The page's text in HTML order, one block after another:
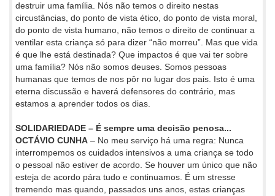
destruir uma família. Nós não temos o direito nestas
circustâncias, do ponto de vista ético, do ponto de vista moral,
do ponto de vista humano, não temos o direito de continuar a
ventilar esta criança só para dizer “não morreu”. Mas que vida
é que lhe está destinada? Que impactos é que vai ter sobre
uma família? Nós não somos deuses. Somos pessoas
humanas que temos de nos pôr no lugar dos pais. Isto é uma
eterna discussão e haverá defensores do contrário, mas
estamos a aprender todos os dias.
SOLIDARIEDADE – É sempre uma decisão penosa...
OCTÁVIO CUNHA – No meu serviço há uma regra: Nunca
interrompemos os cuidados intensivos a uma criança se todo
o pessoal não estiver de acordo. Se houver um único que não
esteja de acordo pára tudo e continuamos. É um stresse
tremendo mas quando, passados uns anos, estas crianças